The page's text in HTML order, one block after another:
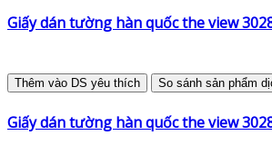
Giấy dán tường hàn quốc the view
Thêm vào DS yêu thích So sánh sản phẩm
Giấy dán tường hàn quốc the view